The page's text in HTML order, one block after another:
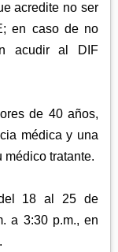
acredite no ser
en caso de no
acudir al DIF
de 40 años,
médica y una
médico tratante.
del 18 al 25 de
a 3:30 p.m., en